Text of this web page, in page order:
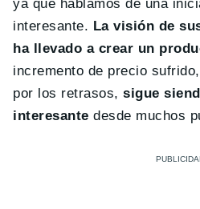
ya que hablamos de una
interesante. La visión de
ha llevado a crear un
incremento de precio
por los retrasos,sigue
interesante desde muchos